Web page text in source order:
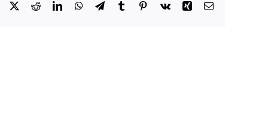
Facebook RedditLinkedInWhatsApp
TelegramTumblr Pinterest
Vk Xing E-